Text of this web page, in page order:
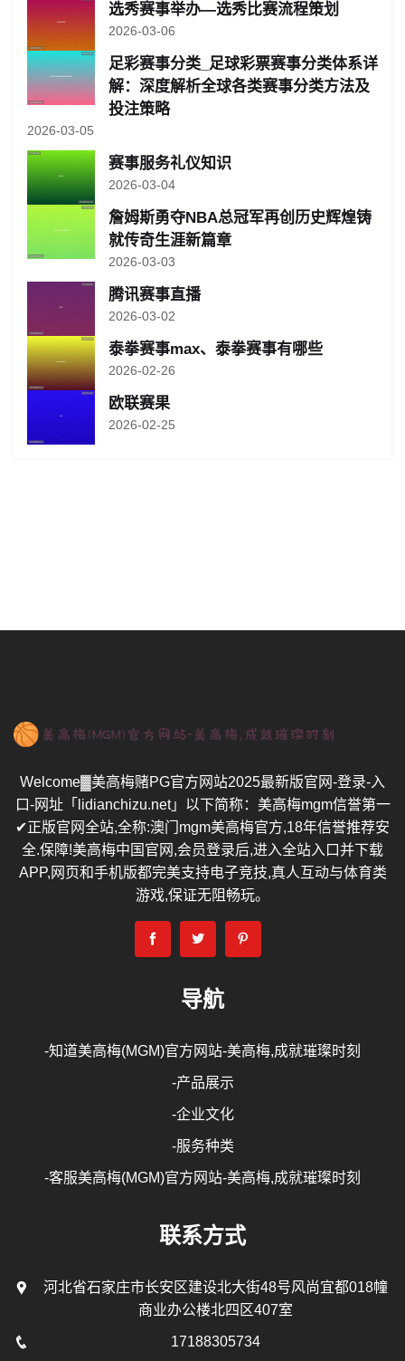
选秀赛事举办—选秀比赛流程策划
2026-03-06
足彩赛事分类_足球彩票赛事分类体系详
解：深度解析全球各类赛事分类方法及
投注策略
2026-03-05
赛事服务礼仪知识
2026-03-04
詹姆斯勇夺NBA总冠军再创历史辉煌铸
就传奇生涯新篇章
2026-03-03
腾讯赛事直播
2026-03-02
泰拳赛事max、泰拳赛事有哪些
2026-02-26
欧联赛果
2026-02-25
Welcome▓美高梅赌PG官方网站2025最新版官网-登录-入
口-网址「lidianchizu.net」以下简称：美高梅mgm信誉第一
✔正版官网全站,全称:澳门mgm美高梅官方,18年信誉推荐安
全.保障!美高梅中国官网,会员登录后,进入全站入口并下载
APP,网页和手机版都完美支持电子竞技,真人互动与体育类
游戏,保证无阻畅玩。
导航
-知道美高梅(MGM)官方网站-美高梅,成就璀璨时刻
-产品展示
-企业文化
-服务种类
-客服美高梅(MGM)官方网站-美高梅,成就璀璨时刻
联系方式
河北省石家庄市长安区建设北大街48号风尚宜都018幢
商业办公楼北四区407室
17188305734